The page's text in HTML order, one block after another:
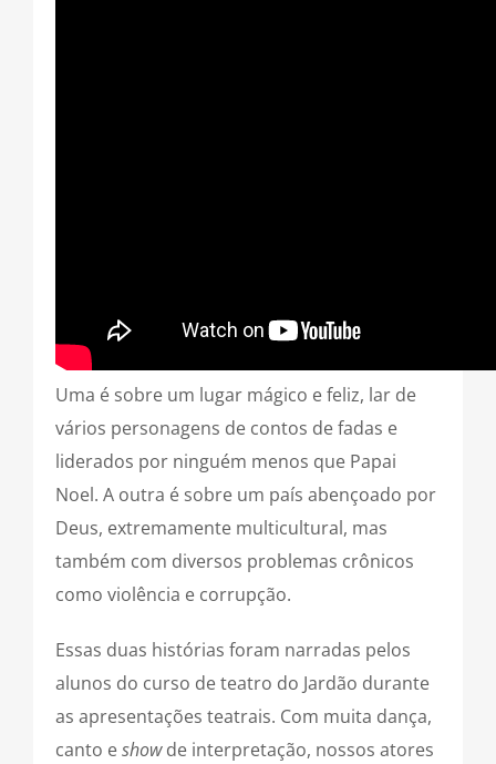
Uma é sobre um lugar mágico e feliz, lar de
vários personagens de contos de fadas e
liderados por ninguém menos que Papai
Noel. A outra é sobre um país abençoado por
Deus, extremamente multicultural, mas
também com diversos problemas crônicos
como violência e corrupção.
Essas duas histórias foram narradas pelos
alunos do curso de teatro do Jardão durante
as apresentações teatrais. Com muita dança,
canto eshowde interpretação, nossos atores